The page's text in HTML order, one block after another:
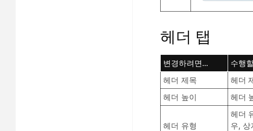
헤더 탭
변경하려면...
수행
헤더 제목
헤더
헤더 높이
헤더
헤더 유형
헤더
우,